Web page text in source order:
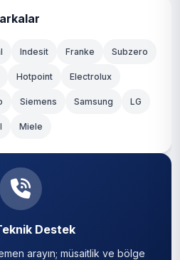
Indesit Franke Subzero
Hotpoint Electrolux
Siemens Samsung LG
Miele
Destek
arayın; müsaitlik ve bölge